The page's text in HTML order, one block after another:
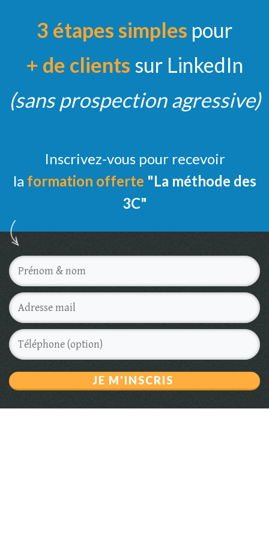
3 étapes simples pour
+ de clients sur LinkedIn
(sans prospection agressive)
Inscrivez-vous pour recevoir
la formation offerte "La méthode des
3C"
JE M'INSCRIS